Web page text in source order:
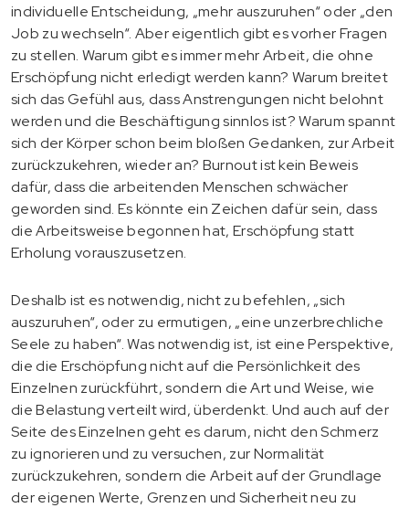
individuelle Entscheidung, „mehr auszuruhen“ oder „den
Job zu wechseln“. Aber eigentlich gibt es vorher Fragen
zu stellen. Warum gibt es immer mehr Arbeit, die ohne
Erschöpfung nicht erledigt werden kann? Warum breitet
sich das Gefühl aus, dass Anstrengungen nicht belohnt
werden und die Beschäftigung sinnlos ist? Warum spannt
sich der Körper schon beim bloßen Gedanken, zur Arbeit
zurückzukehren, wieder an? Burnout ist kein Beweis
dafür, dass die arbeitenden Menschen schwächer
geworden sind. Es könnte ein Zeichen dafür sein, dass
die Arbeitsweise begonnen hat, Erschöpfung statt
Erholung vorauszusetzen.
Deshalb ist es notwendig, nicht zu befehlen, „sich
auszuruhen“, oder zu ermutigen, „eine unzerbrechliche
Seele zu haben“. Was notwendig ist, ist eine Perspektive,
die die Erschöpfung nicht auf die Persönlichkeit des
Einzelnen zurückführt, sondern die Art und Weise, wie
die Belastung verteilt wird, überdenkt. Und auch auf der
Seite des Einzelnen geht es darum, nicht den Schmerz
zu ignorieren und zu versuchen, zur Normalität
zurückzukehren, sondern die Arbeit auf der Grundlage
der eigenen Werte, Grenzen und Sicherheit neu zu